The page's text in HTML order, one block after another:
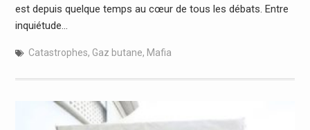
est depuis quelque temps au cœur de tous les débats. Entre
inquiétude…
Catastrophes, Gaz butane, Mafia